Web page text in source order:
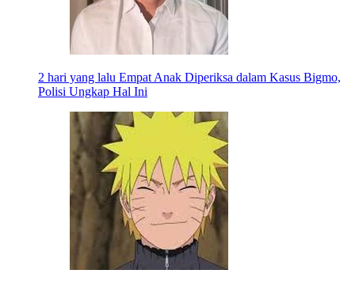
2 hari yang lalu Empat Anak Diperiksa dalam Kasus Bigmo,
Polisi Ungkap Hal Ini